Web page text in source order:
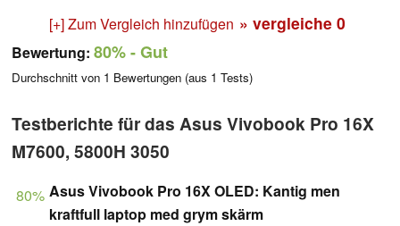
[+] Zum Vergleich hinzufügen » vergleiche 0
Bewertung: 80%- Gut
Durchschnitt von 1 Bewertungen (aus 1 Tests)
Testberichte für das Asus Vivobook Pro 16X
M7600, 5800H 3050
80% Asus Vivobook Pro 16X OLED: Kantig men
kraftfull laptop med grym skärm